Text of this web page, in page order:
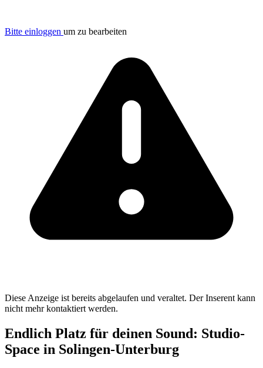
Bitte einloggen um zu bearbeiten
Diese Anzeige ist bereits abgelaufen und veraltet. Der Inserent kann
nicht mehr kontaktiert werden.
Endlich Platz für deinen Sound: Studio-
Space in Solingen-Unterburg